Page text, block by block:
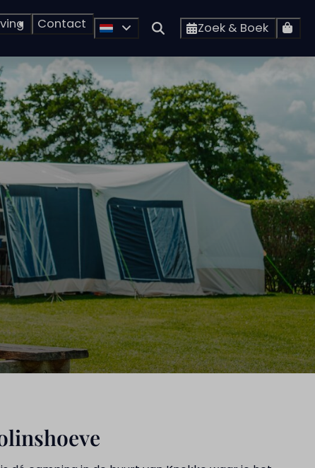
Contact Zoek & Boek